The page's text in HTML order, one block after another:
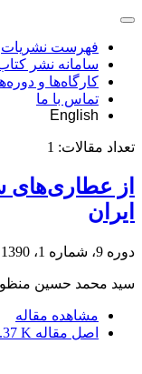
فهرست نشریات
سامانه نشر
کارگاه‌ها و
تماس با ما
English
تعداد مقالات: 1
از عطاری‌های
ایران
دوره 9، شماره 1، 1390، صفحه
سید محمد حسین
مشاهده مقاله
اصل مقاله K